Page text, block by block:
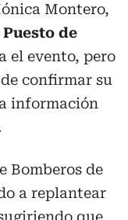
Montero,
de
el evento, pero
confirmar su
información
Bomberos de
a replantear
que